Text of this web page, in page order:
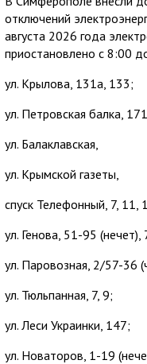
отключений
августа 2026 года
приостановлено с 8:00
ул. Крылова, 131а, 133;
ул. Петровская балка,
ул. Балаклавская,
ул. Крымской газеты,
спуск Телефонный, 7, 11,
ул. Генова, 51-95
ул. Паровозная, 2/57-36
ул. Тюльпанная, 7, 9;
ул. Леси Украинки, 147;
ул. Новаторов, 1-19